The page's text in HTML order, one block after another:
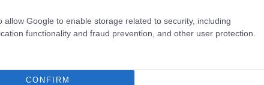
allow Google to enable storage related to security, including
functionality and fraud prevention, and other user protection.
CONFIRM